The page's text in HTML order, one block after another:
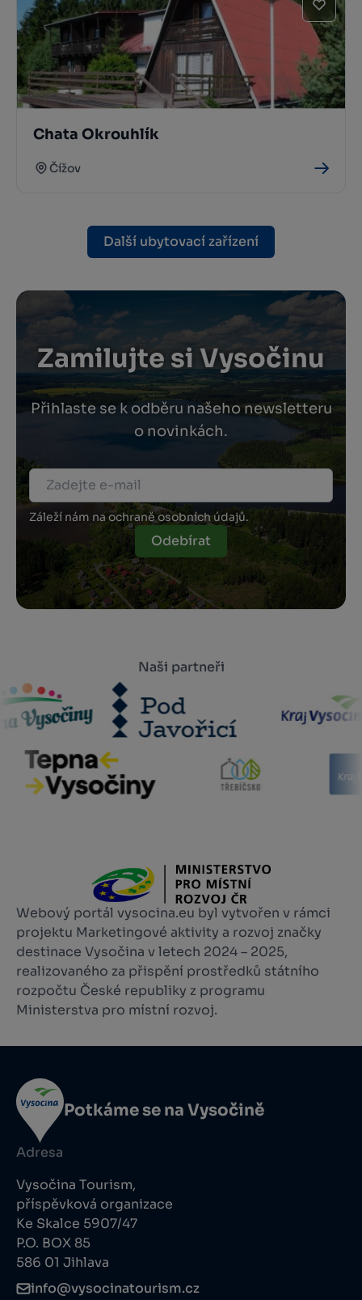
Chata Okrouhlík
Čížov
Další ubytovací zařízení
Zamilujte si Vysočinu
Přihlaste se k odběru našeho newsletteru
o novinkách.
Záleží nám na ochraně osobních údajů.
Odebírat
Naši partneři
Webový portál vysocina.eu byl vytvořen v rámci
projektu Marketingové aktivity a rozvoj značky
destinace Vysočina v letech 2024 – 2025,
realizovaného za přispění prostředků státního
rozpočtu České republiky z programu
Ministerstva pro místní rozvoj.
Potkáme se na Vysočině
Adresa
Vysočina Tourism,
příspěvková organizace
Ke Skalce 5907/47
P.O. BOX 85
586 01 Jihlava
info@vysocinatourism.cz